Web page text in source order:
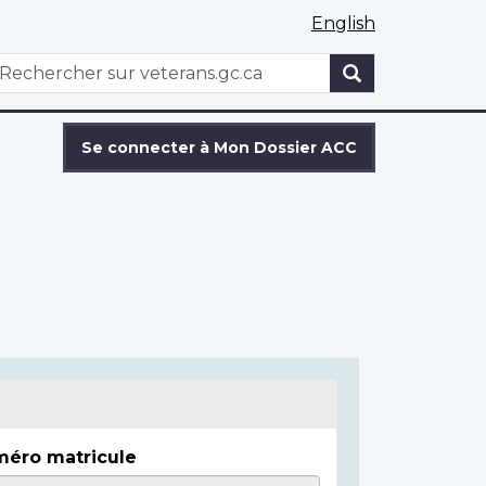
English
WxT
Se connecter à Mon Dossier ACC
matricule